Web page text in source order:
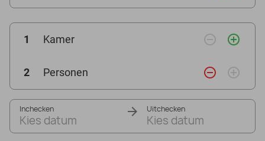
1 Kamer remove_circle_outline add_circle_outline
2 Personen remove_circle_outline add_circle_outline
Inchecken
Kies datum
Uitchecken
Kies datum